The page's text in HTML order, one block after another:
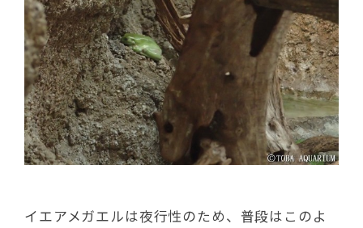
イエアメガエルは夜行性のため、普段はこのよ